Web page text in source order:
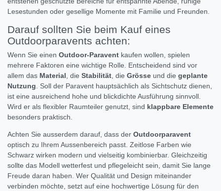
Lesestunden oder gesellige Momente mit Familie und Freunden.
Darauf sollten Sie beim Kauf eines
Outdoorparavents achten:
Wenn Sie einen Outdoor-Paravent kaufen wollen, spielen
mehrere Faktoren eine wichtige Rolle. Entscheidend sind vor
allem das Material, die Stabilität, die Grösse und die geplante
Nutzung. Soll der Paravent hauptsächlich als Sichtschutz dienen,
ist eine ausreichend hohe und blickdichte Ausführung sinnvoll.
Wird er als flexibler Raumteiler genutzt, sind klappbare Elemente
besonders praktisch.
Achten Sie ausserdem darauf, dass der Outdoorparavent
optisch zu Ihrem Aussenbereich passt. Zeitlose Farben wie
Schwarz wirken modern und vielseitig kombinierbar. Gleichzeitig
sollte das Modell wetterfest und pflegeleicht sein, damit Sie lange
Freude daran haben. Wer Qualität und Design miteinander
verbinden möchte, setzt auf eine hochwertige Lösung für den